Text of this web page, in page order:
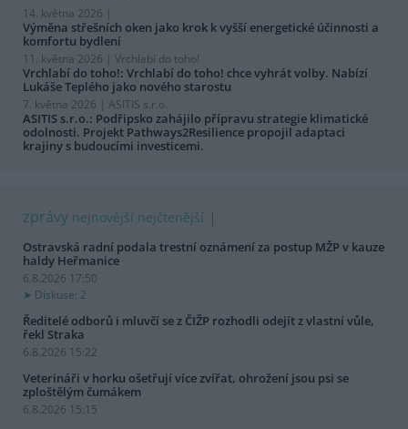
14. května 2026 |
Výměna střešních oken jako krok k vyšší energetické účinnosti a
komfortu bydlení
11. května 2026 | Vrchlabí do toho!
Vrchlabí do toho!: Vrchlabí do toho! chce vyhrát volby. Nabízí
Lukáše Teplého jako nového starostu
7. května 2026 | ASITIS s.r.o.
ASITIS s.r.o.: Podřipsko zahájilo přípravu strategie klimatické
odolnosti. Projekt Pathways2Resilience propojil adaptaci
krajiny s budoucími investicemi.
zprávy nejnovější nejčtenější
Ostravská radní podala trestní oznámení za postup MŽP v kauze
haldy Heřmanice
6.8.2026 17:50
Diskuse: 2
Ředitelé odborů i mluvčí se z ČIŽP rozhodli odejít z vlastní vůle,
řekl Straka
6.8.2026 15:22
Veterináři v horku ošetřují více zvířat, ohrožení jsou psi se
zploštělým čumákem
6.8.2026 15:15